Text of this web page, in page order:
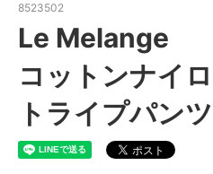
8523502
Le Melange
コットンナイ
トライプパンツ